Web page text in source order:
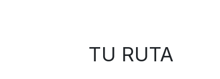
TU RUTA